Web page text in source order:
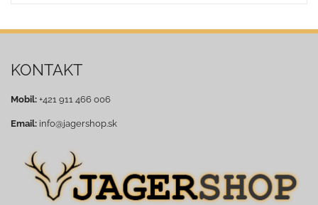
KONTAKT
Mobil: +421 911 466 006
Email: info@jagershop.sk